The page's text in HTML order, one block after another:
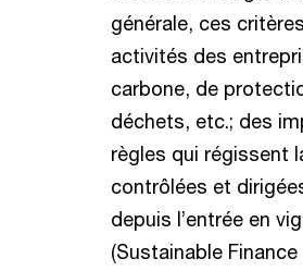
générale, ces
activités des
carbone, de
déchets, etc.; des
règles qui régissent
contrôlées et
depuis l’entrée en
(Sustainable